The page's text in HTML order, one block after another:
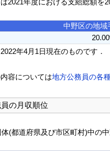
中野区の地域
年4月1日現在のものです．
容については地方公務員の各
の月収順位
(都道府県及び市区町村)中の